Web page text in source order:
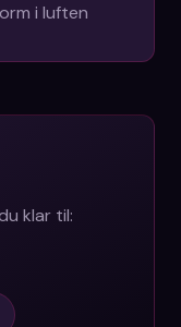
i luften
klar til: